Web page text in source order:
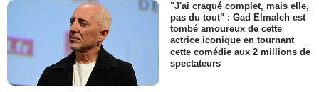
"J'ai craqué complet, mais elle,
pas du tout" : Gad Elmaleh est
tombé amoureux de cette
actrice iconique en tournant
cette comédie aux 2 millions de
spectateurs